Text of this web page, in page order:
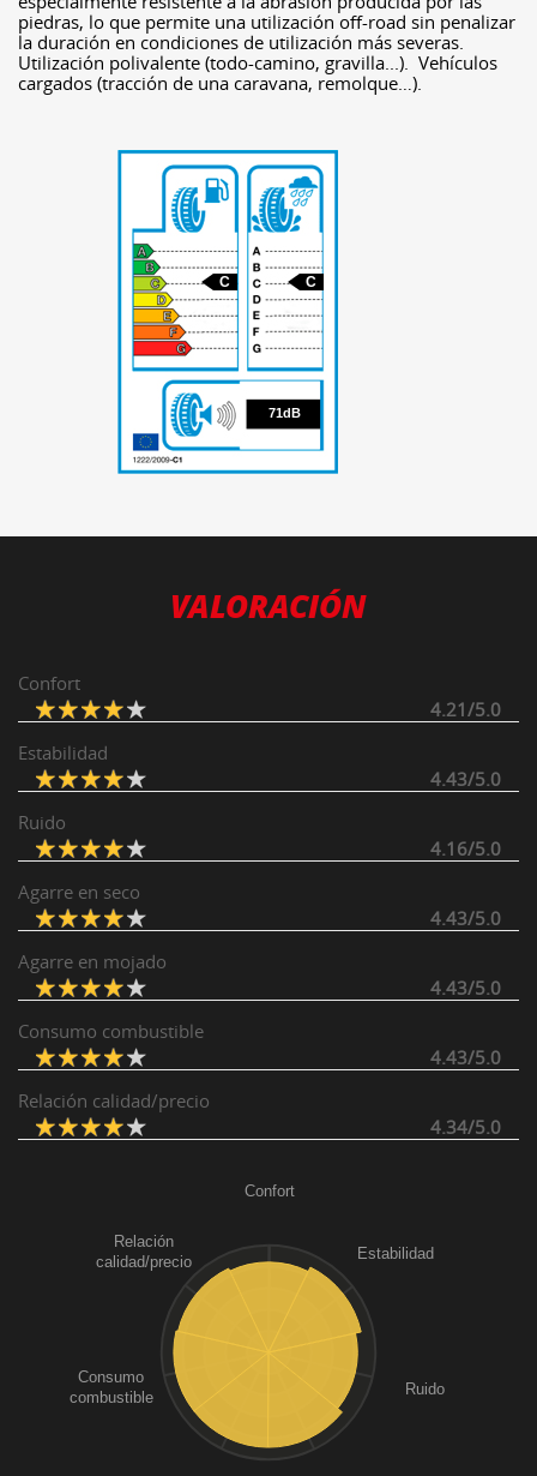
piedras, lo que permite una utilización off-road sin penalizar
la duración en condiciones de utilización más severas.
Utilización polivalente (todo-camino, gravilla...). Vehículos
cargados (tracción de una caravana, remolque…).
71
C C
71dB
VALORACIÓN
Confort
4.21/5.0
Estabilidad
4.43/5.0
Ruido
4.16/5.0
Agarre en seco
4.43/5.0
Agarre en mojado
4.43/5.0
Consumo combustible
4.43/5.0
Relación calidad/precio
4.34/5.0
Confort
Estabilidad
Ruido
Consumo
combustible
Relación
calidad/precio